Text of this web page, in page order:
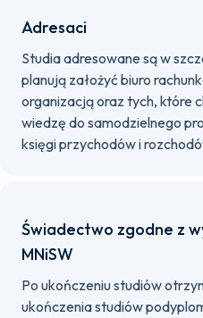
Adresaci
Studia adresowane są w
planują założyć biuro
organizacją oraz tych, które
wiedzę do samodzielnego
księgi przychodów i
Świadectwo zgodne z
MNiSW
Po ukończeniu studiów
ukończenia studiów